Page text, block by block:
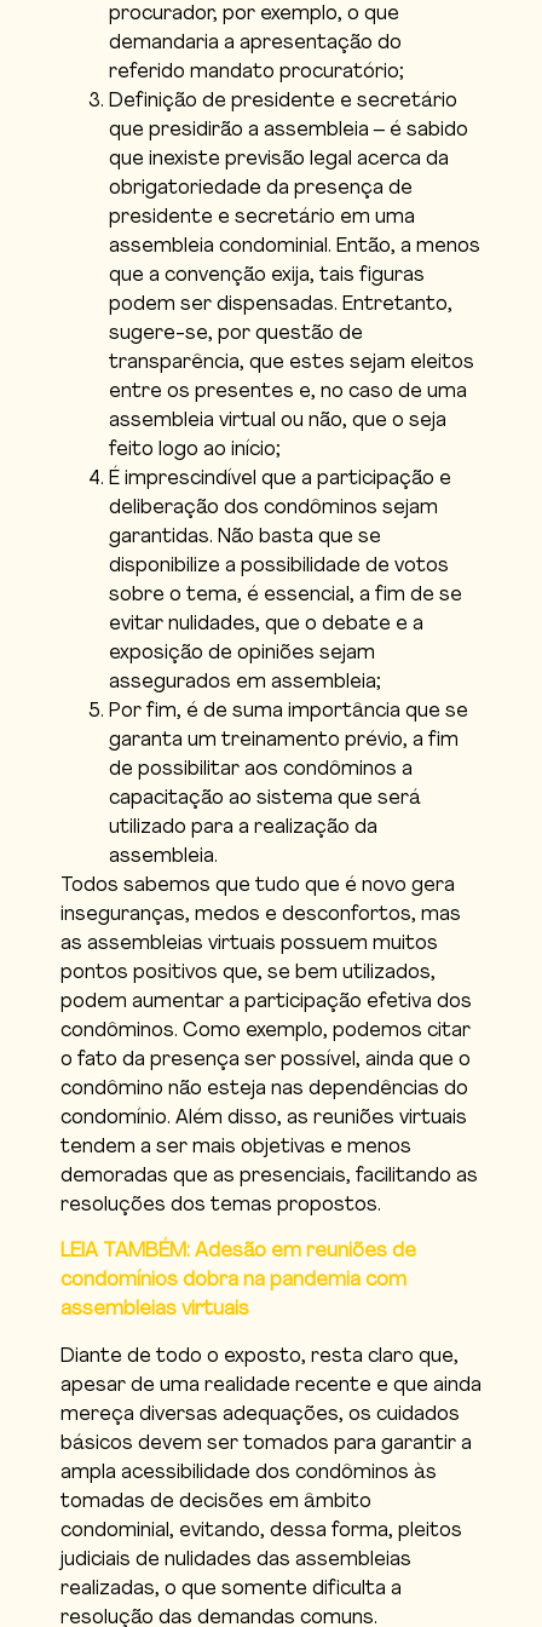
procurador, por exemplo, o que
demandaria a apresentação do
referido mandato procuratório;
Definição de presidente e secretário
que presidirão a assembleia – é sabido
que inexiste previsão legal acerca da
obrigatoriedade da presença de
presidente e secretário em uma
assembleia condominial. Então, a menos
que a convenção exija, tais figuras
podem ser dispensadas. Entretanto,
sugere-se, por questão de
transparência, que estes sejam eleitos
entre os presentes e, no caso de uma
assembleia virtual ou não, que o seja
feito logo ao início;
É imprescindível que a participação e
deliberação dos condôminos sejam
garantidas. Não basta que se
disponibilize a possibilidade de votos
sobre o tema, é essencial, a fim de se
evitar nulidades, que o debate e a
exposição de opiniões sejam
assegurados em assembleia;
Por fim, é de suma importância que se
garanta um treinamento prévio, a fim
de possibilitar aos condôminos a
capacitação ao sistema que será
utilizado para a realização da
assembleia.
Todos sabemos que tudo que é novo gera
inseguranças, medos e desconfortos, mas
as assembleias virtuais possuem muitos
pontos positivos que, se bem utilizados,
podem aumentar a participação efetiva dos
condôminos. Como exemplo, podemos citar
o fato da presença ser possível, ainda que o
condômino não esteja nas dependências do
condomínio. Além disso, as reuniões virtuais
tendem a ser mais objetivas e menos
demoradas que as presenciais, facilitando as
resoluções dos temas propostos.
LEIA TAMBÉM: Adesão em reuniões de
condomínios dobra na pandemia com
assembleias virtuais
Diante de todo o exposto, resta claro que,
apesar de uma realidade recente e que ainda
mereça diversas adequações, os cuidados
básicos devem ser tomados para garantir a
ampla acessibilidade dos condôminos às
tomadas de decisões em âmbito
condominial, evitando, dessa forma, pleitos
judiciais de nulidades das assembleias
realizadas, o que somente dificulta a
resolução das demandas comuns.